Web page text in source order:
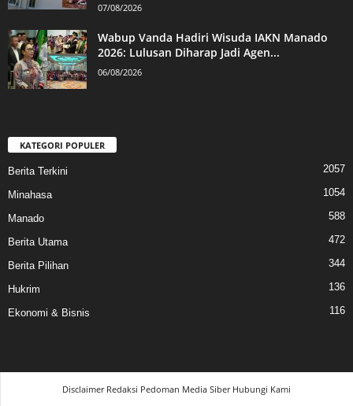
07/08/2026
Wabup Vanda Hadiri Wisuda IAKN Manado
2026: Lulusan Diharap Jadi Agen...
06/08/2026
KATEGORI POPULER
Berita Terkini 2057
Minahasa 1054
Manado 588
Berita Utama 472
Berita Pilihan 344
Hukrim 136
Ekonomi & Bisnis 116
Disclaimer Redaksi Pedoman Media Siber Hubungi Kami